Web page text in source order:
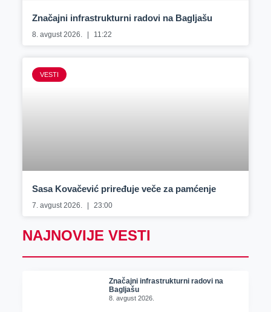
Značajni infrastrukturni radovi na Bagljašu
8. avgust 2026. 11:22
VESTI
Sasa Kovačević priređuje veče za pamćenje
7. avgust 2026. 23:00
NAJNOVIJE VESTI
Značajni infrastrukturni radovi na
Bagljašu
8. avgust 2026.